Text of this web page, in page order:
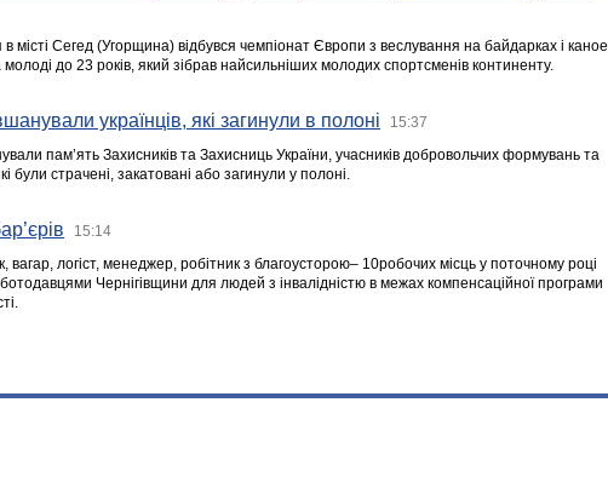
місті Сегед (Угорщина) відбувся чемпіонат Європи з веслування на байдарках і каное
молоді до 23 років, який зібрав найсильніших молодих спортсменів континенту.
українців, які загинули в полоні 15:37
пам’ять Захисників та Захисниць України, учасників добровольчих формувань та
були страчені, закатовані або загинули у полоні.
15:14
вагар, логіст, менеджер, робітник з благоусторою– 10робочих місць у поточному році
Чернігівщини для людей з інвалідністю в межах компенсаційної програми